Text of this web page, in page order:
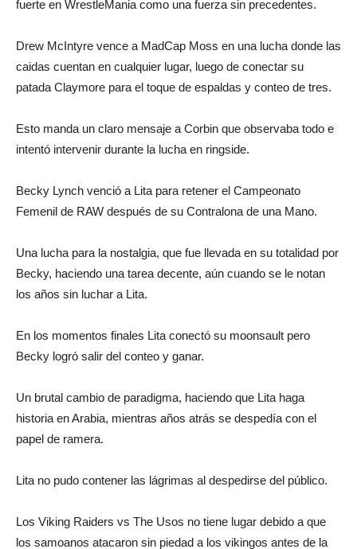
fuerte en WrestleMania como una fuerza sin precedentes.
Drew McIntyre vence a MadCap Moss en una lucha donde las
caidas cuentan en cualquier lugar, luego de conectar su
patada Claymore para el toque de espaldas y conteo de tres.
Esto manda un claro mensaje a Corbin que observaba todo e
intentó intervenir durante la lucha en ringside.
Becky Lynch venció a Lita para retener el Campeonato
Femenil de RAW después de su Contralona de una Mano.
Una lucha para la nostalgia, que fue llevada en su totalidad por
Becky, haciendo una tarea decente, aún cuando se le notan
los años sin luchar a Lita.
En los momentos finales Lita conectó su moonsault pero
Becky logró salir del conteo y ganar.
Un brutal cambio de paradigma, haciendo que Lita haga
historia en Arabia, mientras años atrás se despedía con el
papel de ramera.
Lita no pudo contener las lágrimas al despedirse del público.
Los Viking Raiders vs The Usos no tiene lugar debido a que
los samoanos atacaron sin piedad a los vikingos antes de la